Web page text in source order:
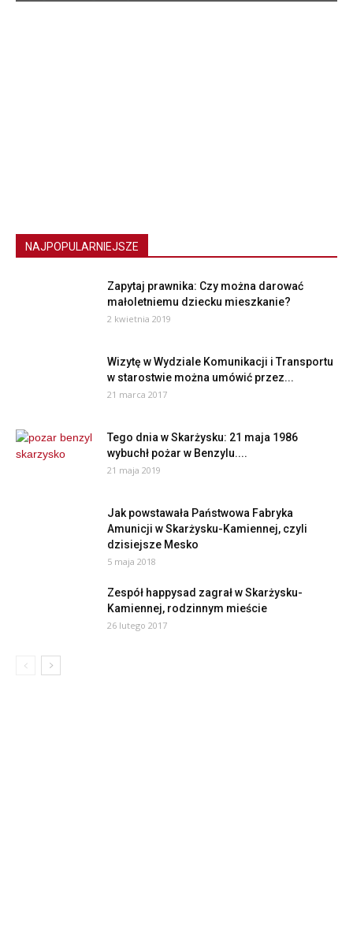
NAJPOPULARNIEJSZE
Zapytaj prawnika: Czy można darować
małoletniemu dziecku mieszkanie?
2 kwietnia 2019
Wizytę w Wydziale Komunikacji i Transportu
w starostwie można umówić przez...
21 marca 2017
Tego dnia w Skarżysku: 21 maja 1986
wybuchł pożar w Benzylu....
21 maja 2019
Jak powstawała Państwowa Fabryka
Amunicji w Skarżysku-Kamiennej, czyli
dzisiejsze Mesko
5 maja 2018
Zespół happysad zagrał w Skarżysku-
Kamiennej, rodzinnym mieście
26 lutego 2017